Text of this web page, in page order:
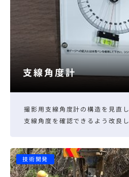
支線角度計
撮影用支線角度計の構造を見直
支線角度を確認できるよう改良し
技術開発